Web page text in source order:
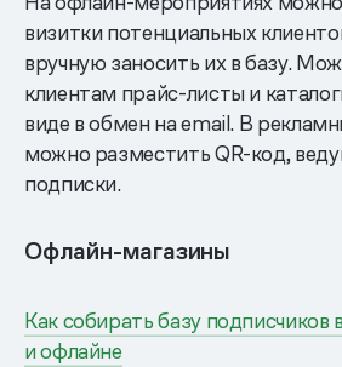
визитки потенциальных
вручную заносить их в базу.
клиентам прайс-листы и
виде в обмен на email. В
можно разместить QR-код,
подписки.
Офлайн-магазины
Как собирать базу подписчиков
и офлайне